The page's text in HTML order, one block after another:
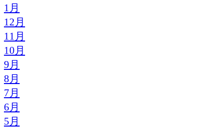
1月
12月
11月
10月
9月
8月
7月
6月
5月